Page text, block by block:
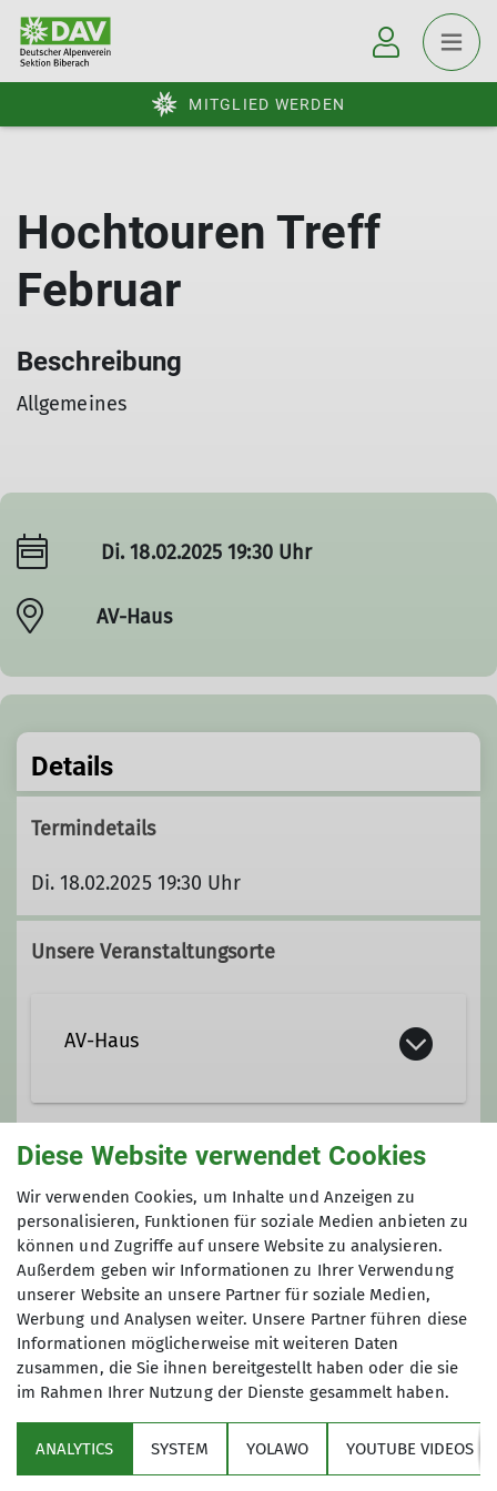
MITGLIED WERDEN
Hochtouren Treff
Februar
Beschreibung
Allgemeines
Di. 18.02.2025 19:30 Uhr
AV-Haus
Details
Termindetails
Di. 18.02.2025 19:30 Uhr
Unsere Veranstaltungsorte
AV-Haus
AV-Haus
Ehinger-Tor-Platz 3
88400 Biberach
Gruppe
Hochtouren
In der Hochtourengruppe versammeln
sich Bergbegeisterte der
verschiedensten Stilrichtungen. Das
Alter ist ziemlich homogen zwischen
25 - 65 Jahren verteilt. Wir treffen uns
einmal monatlich im DAV-Haus zur
Sektion
Diese Website verwendet Cookies
Wir verwenden Cookies, um Inhalte und Anzeigen zu
personalisieren, Funktionen für soziale Medien anbieten zu
können und Zugriffe auf unsere Website zu analysieren.
Außerdem geben wir Informationen zu Ihrer Verwendung
unserer Website an unsere Partner für soziale Medien,
Werbung und Analysen weiter. Unsere Partner führen diese
Informationen möglicherweise mit weiteren Daten
zusammen, die Sie ihnen bereitgestellt haben oder die sie
im Rahmen Ihrer Nutzung der Dienste gesammelt haben.
ANALYTICS SYSTEM YOLAWO YOUTUBE VIDEOS